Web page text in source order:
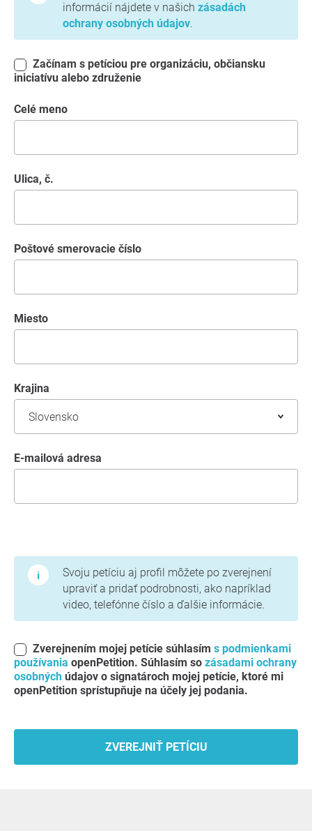
informácií nájdete v našich zásadách
ochrany osobných údajov.
iniciatívu alebo združenie
Celé meno
Ulica, č.
Poštové smerovacie číslo
miesto
krajina
E-mailová adresa
Podmienky používania a zásady ochrany osobných údajov
Svoju petíciu aj profil môžete po zverejnení
upraviť a pridať podrobnosti, ako napríklad
video, telefónne číslo a ďalšie informácie.
Zverejnením mojej petície súhlasím s podmienkami
používania openPetition. Súhlasím so zásadami ochrany
osobných údajov o signatároch mojej petície, ktoré mi
openPetition sprístupňuje na účely jej podania.
ZVEREJNIŤ PETÍCIU